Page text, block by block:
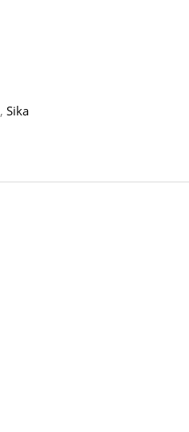
, Sika